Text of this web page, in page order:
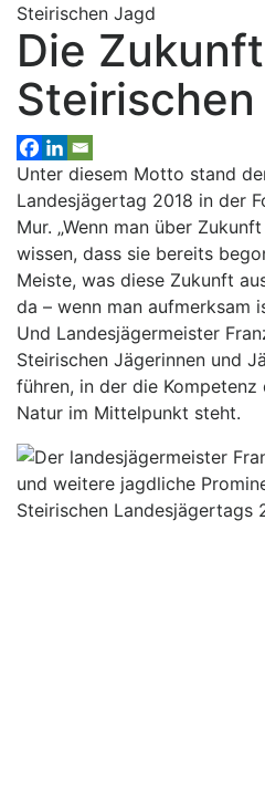
Steirischen Jagd
Die
Unter diesem Motto stand
Landesjägertag 2018 in der
Mur. „Wenn man über
wissen, dass sie bereits
Meiste, was diese Zukunft
da – wenn man aufmerksam
Und Landesjägermeister
Steirischen Jägerinnen und
führen, in der die
Natur im Mittelpunkt steht.